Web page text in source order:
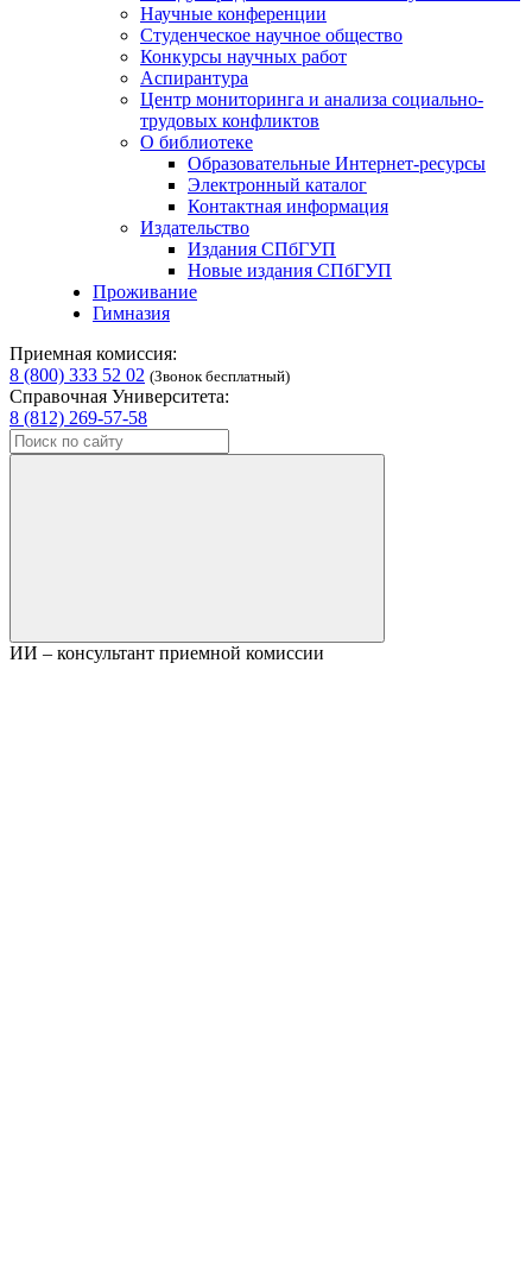
Научные конференции
Студенческое научное общество
Конкурсы научных работ
Аспирантура
Центр мониторинга и анализа социально-
трудовых конфликтов
О библиотеке
Образовательные Интернет-ресурсы
Электронный каталог
Контактная информация
Издательство
Издания СПбГУП
Новые издания СПбГУП
Проживание
Гимназия
Приемная комиссия:
8 (800) 333 52 02 (Звонок бесплатный)
Справочная Университета:
8 (812) 269-57-58
ИИ – консультант приемной комиссии